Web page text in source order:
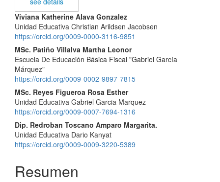
Contenido
principal
del
artículo
Viviana Katherine Alava Gonzalez
Unidad Educativa Christian Arildsen Jacobsen
https://orcid.org/0009-0000-3116-9851
MSc. Patiño Villalva Martha Leonor
Escuela De Educación Básica Fiscal "Gabriel García
Márquez"
https://orcid.org/0009-0002-9897-7815
MSc. Reyes Figueroa Rosa Esther
Unidad Educativa Gabriel Garcia Marquez
https://orcid.org/0009-0007-7694-1316
Dip. Redroban Toscano Amparo Margarita.
Unidad Educativa Dario Kanyat
https://orcid.org/0009-0009-3220-5389
Resumen